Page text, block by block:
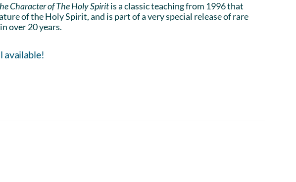
Character of The Holy Spiritis a classic teaching from 1996 that
of the Holy Spirit, and is part of a very special release of rare
over 20 years.
available!